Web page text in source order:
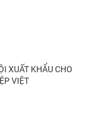
nhập khẩu mực,
XUẤT KHẨU CHO
VIỆT